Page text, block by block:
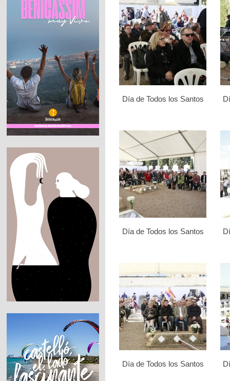
Día de Todos los Santos
Día de Todos los Santos
Día de Todos los Santos